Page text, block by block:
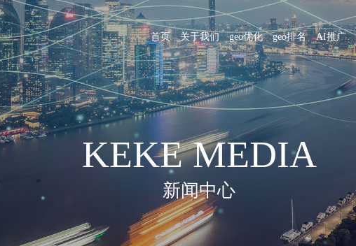
首页 关于我们 geo优化 geo排名 AI推广
KEKE MEDIA
新闻中心